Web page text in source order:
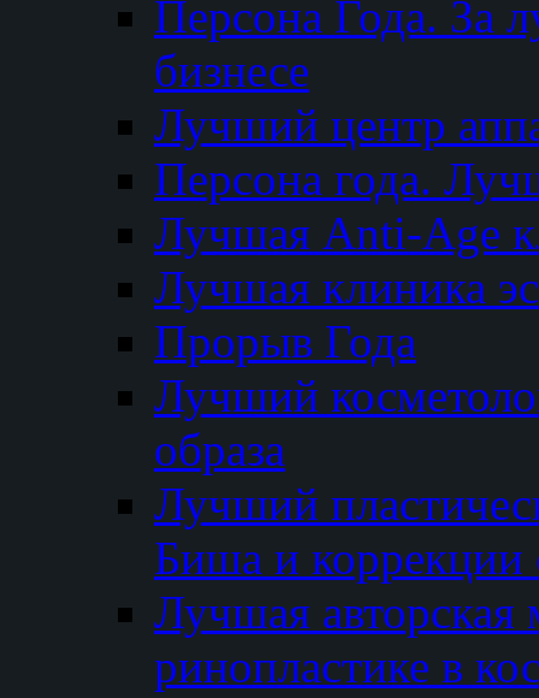
Персона Года. За
бизнесе
Лучший центр
Персона года.
Лучшая Anti-Age
Лучшая клиника
Прорыв Года
Лучший
образа
Лучший
Биша и коррекции
Лучшая авторская
ринопластике в